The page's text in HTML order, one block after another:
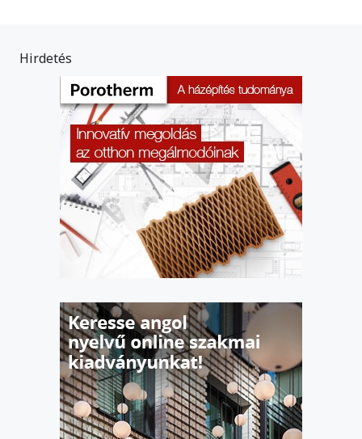
Hirdetés